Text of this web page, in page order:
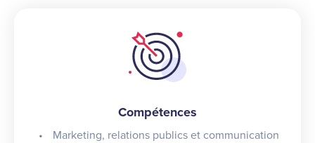
Compétences
Marketing, relations publics et communication